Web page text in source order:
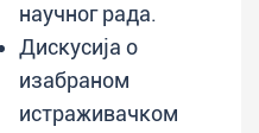
научног рада.
Дискусија о
изабраном
истраживачком